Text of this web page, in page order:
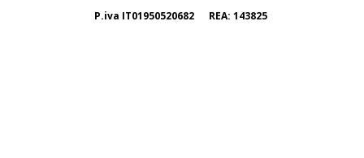
P.iva IT01950520682 REA: 143825